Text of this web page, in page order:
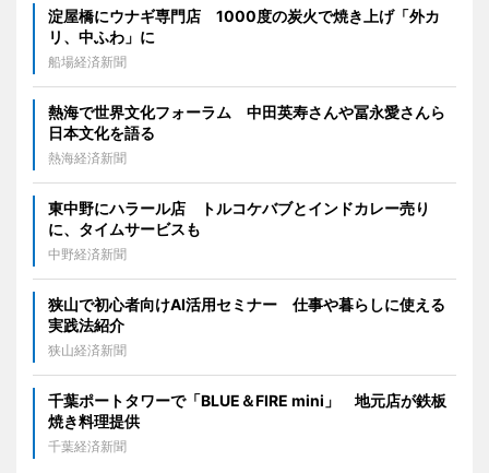
淀屋橋にウナギ専門店 1000度の炭火で焼き上げ「外カ
リ、中ふわ」に
船場経済新聞
熱海で世界文化フォーラム 中田英寿さんや冨永愛さんら
日本文化を語る
熱海経済新聞
東中野にハラール店 トルコケバブとインドカレー売り
に、タイムサービスも
中野経済新聞
狭山で初心者向けAI活用セミナー 仕事や暮らしに使える
実践法紹介
狭山経済新聞
千葉ポートタワーで「BLUE＆FIRE mini」 地元店が鉄板
焼き料理提供
千葉経済新聞